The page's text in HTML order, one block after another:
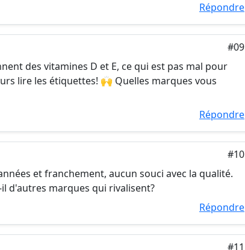
Répondre
#09
des vitamines D et E, ce qui est pas mal pour
lire les étiquettes! 🙌 Quelles marques vous
Répondre
#10
et franchement, aucun souci avec la qualité.
d'autres marques qui rivalisent?
Répondre
#11